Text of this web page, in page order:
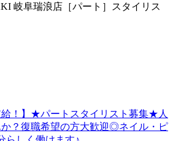
岐阜瑞浪店［パート］スタイリス
給！】★パートスタイリスト募集★人
？復職希望の方大歓迎◎ネイル・ピ